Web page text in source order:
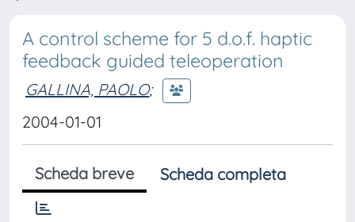
A control scheme for 5 d.o.f. haptic
feedback guided teleoperation
GALLINA, PAOLO;
2004-01-01
Scheda breve Scheda completa